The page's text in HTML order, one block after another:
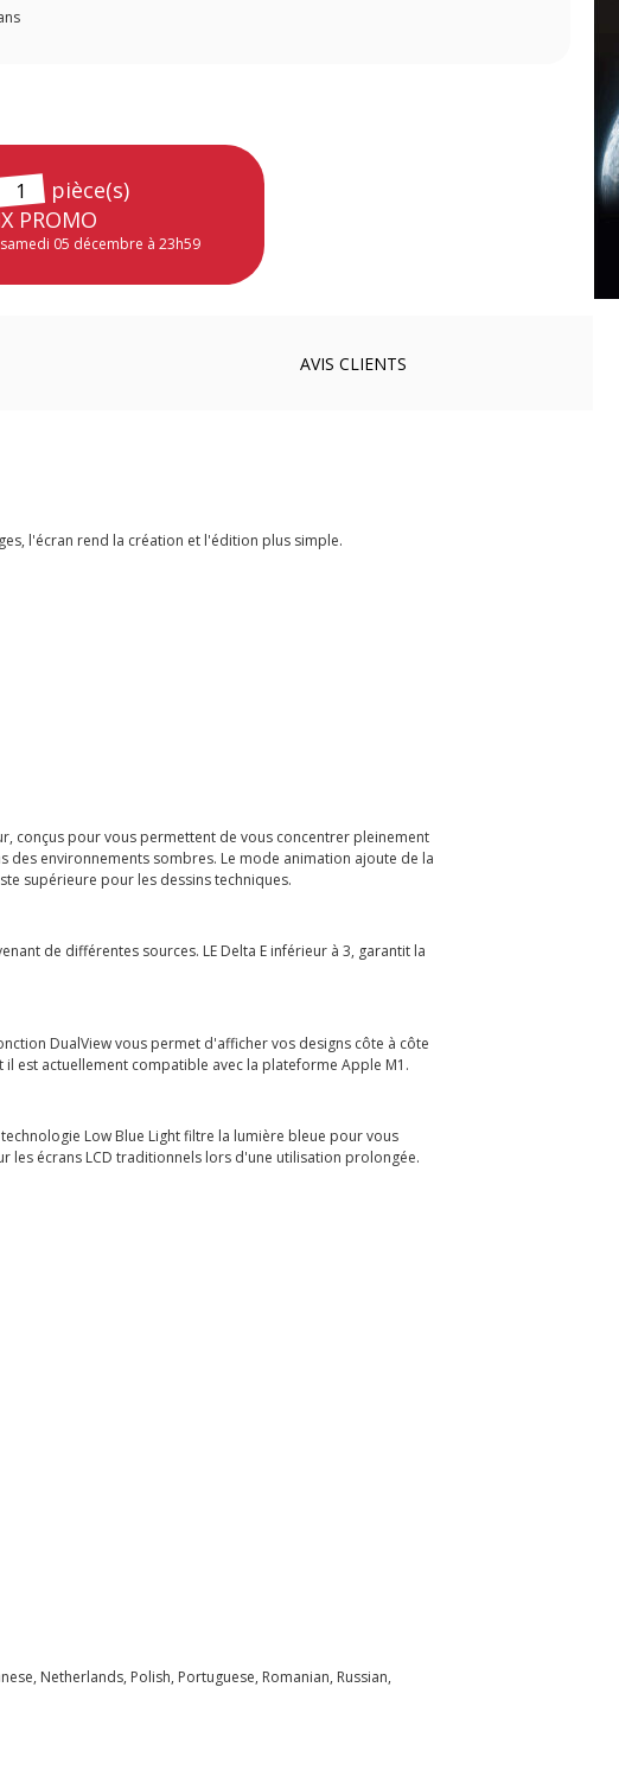
1
pièce(s)
PROMO
05 décembre à 23h59
AVIS CLIENTS
l'écran rend la création et l'édition plus simple.
conçus pour vous permettent de vous concentrer pleinement
des environnements sombres. Le mode animation ajoute de la
supérieure pour les dessins techniques.
de différentes sources. LE Delta E inférieur à 3, garantit la
DualView vous permet d'afficher vos designs côte à côte
est actuellement compatible avec la plateforme Apple M1.
Low Blue Light filtre la lumière bleue pour vous
les écrans LCD traditionnels lors d'une utilisation prolongée.
Netherlands, Polish, Portuguese, Romanian, Russian,